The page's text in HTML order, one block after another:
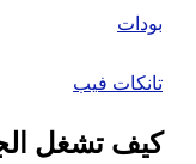
بودات
تانكات فيب
كيف تشغل